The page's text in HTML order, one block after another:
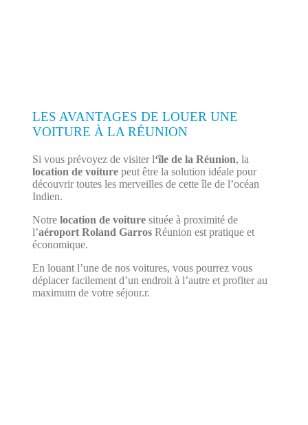
LES AVANTAGES DE LOUER UNE
VOITURE À LA RÉUNION
Si vous prévoyez de visiter l‘île de la Réunion, la
location de voiturepeut être la solution idéale pour
découvrir toutes les merveilles de cette île de l’océan
Indien.
Notre location de voituresituée à proximité de
l’aéroport Roland GarrosRéunion est pratique et
économique.
En louant l’une de nos voitures, vous pourrez vous
déplacer facilement d’un endroit à l’autre et profiter au
maximum de votre séjour.r.